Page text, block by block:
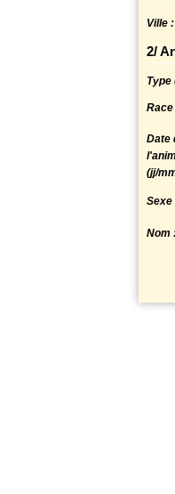
Ville :
2/
Type
Date
(jj/
Sexe
Nom